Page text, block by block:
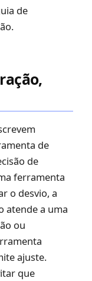
de
.
de
de
ferramenta
o desvio, a
atende a uma
ou
ajuste.
que